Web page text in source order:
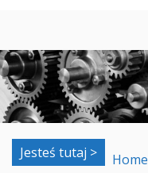
Jesteś tutaj > Home